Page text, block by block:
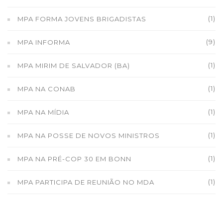
MPA FORMA JOVENS BRIGADISTAS (1)
MPA INFORMA (9)
MPA MIRIM DE SALVADOR (BA) (1)
MPA NA CONAB (1)
MPA NA MÍDIA (1)
MPA NA POSSE DE NOVOS MINISTROS (1)
MPA NA PRÉ-COP 30 EM BONN (1)
MPA PARTICIPA DE REUNIÃO NO MDA (1)